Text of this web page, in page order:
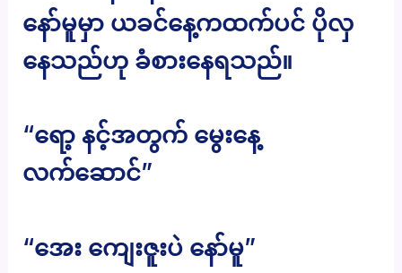
နော်မူမှာ ယခင်နေ့ကထက်ပင် ပိုလှ
နေသည်ဟု ခံစားနေရသည်။
“ရော့ နင့်အတွက် မွေးနေ့
လက်ဆောင်”
“အေး ကျေးဇူးပဲ နော်မူ”